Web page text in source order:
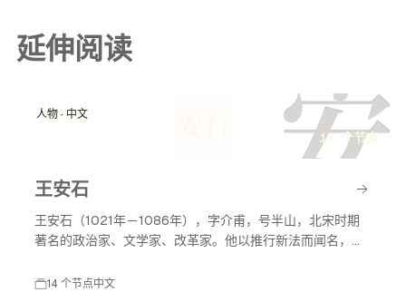
延伸阅读
安
人物 · 中文
14 个节点
王安石
王安石（1021年－1086年），字介甫，号半山，北宋时期
著名的政治家、文学家、改革家。他以推行新法而闻名，致
14 个节点中文